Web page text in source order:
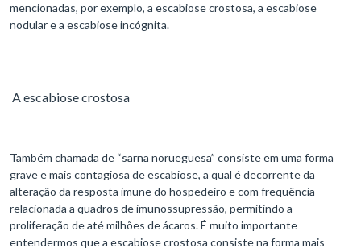
mencionadas, por exemplo, a escabiose crostosa, a escabiose
nodular e a escabiose incógnita.
A escabiose crostosa
Também chamada de “sarna norueguesa” consiste em uma forma
grave e mais contagiosa de escabiose, a qual é decorrente da
alteração da resposta imune do hospedeiro e com frequência
relacionada a quadros de imunossupressão, permitindo a
proliferação de até milhões de ácaros. É muito importante
entendermos que a escabiose crostosa consiste na forma mais